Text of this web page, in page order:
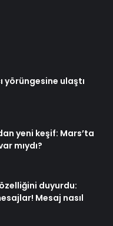
yörüngesine ulaştı
yeni keşif: Mars’ta
mıydı?
duyurdu:
Mesaj nasıl